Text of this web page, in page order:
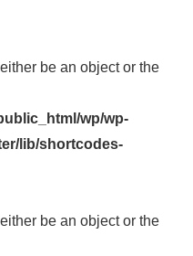
be an object or the
wp/wp-
lib/shortcodes-
be an object or the